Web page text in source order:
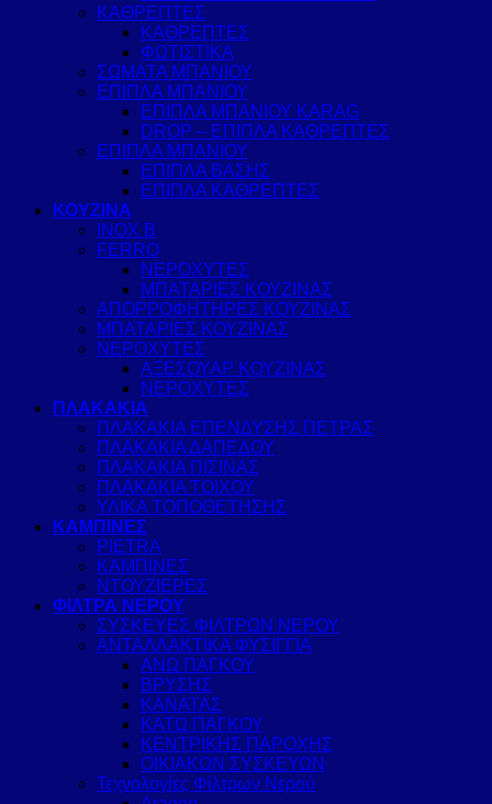
ΚΑΘΡΕΠΤΕΣ
ΚΑΘΡΕΠΤΕΣ
ΦΩΤΙΣΤΙΚΑ
ΣΩΜΑΤΑ ΜΠΑΝΙΟΥ
ΕΠΙΠΛΑ ΜΠΑΝΙΟΥ
ΕΠΙΠΛΑ ΜΠΑΝΙΟΥ KARAG
DROP – ΕΠΙΠΛΑ ΚΑΘΡΕΠΤΕΣ
ΕΠΙΠΛΑ ΜΠΑΝΙΟΥ
ΕΠΙΠΛΑ ΒΑΣΗΣ
ΕΠΙΠΛΑ ΚΑΘΡΕΠΤΕΣ
ΚΟΥΖΙΝΑ
INOX B
FERRO
ΝΕΡΟΧΥΤΕΣ
ΜΠΑΤΑΡΙΕΣ ΚΟΥΖΙΝΑΣ
ΑΠΟΡΡΟΦΗΤΗΡΕΣ ΚΟΥΖΙΝΑΣ
ΜΠΑΤΑΡΙΕΣ ΚΟΥΖΙΝΑΣ
ΝΕΡΟΧΥΤΕΣ
ΑΞΕΣΟΥΑΡ ΚΟΥΖΙΝΑΣ
ΝΕΡΟΧΥΤΕΣ
ΠΛΑΚΑΚΙΑ
ΠΛΑΚΑΚΙΑ ΕΠΕΝΔΥΣΗΣ ΠΕΤΡΑΣ
ΠΛΑΚΑΚΙΑ ΔΑΠΕΔΟΥ
ΠΛΑΚΑΚΙΑ ΠΙΣΙΝΑΣ
ΠΛΑΚΑΚΙΑ ΤΟΙΧΟΥ
ΥΛΙΚΑ ΤΟΠΟΘΕΤΗΣΗΣ
ΚΑΜΠΙΝΕΣ
PIETRA
ΚΑΜΠΙΝΕΣ
ΝΤΟΥΖΙΕΡΕΣ
ΦΙΛΤΡΑ ΝΕΡΟΥ
ΣΥΣΚΕΥΕΣ ΦΙΛΤΡΩΝ ΝΕΡΟΥ
ΑΝΤΑΛΛΑΚΤΙΚΑ ΦΥΣΙΓΓΙΑ
ΑΝΩ ΠΑΓΚΟΥ
ΒΡΥΣΗΣ
ΚΑΝΑΤΑΣ
ΚΑΤΩ ΠΑΓΚΟΥ
ΚΕΝΤΡΙΚΗΣ ΠΑΡΟΧΗΣ
ΟΙΚΙΑΚΩΝ ΣΥΣΚΕΥΩΝ
Τεχνολογίες Φίλτρων Νερού